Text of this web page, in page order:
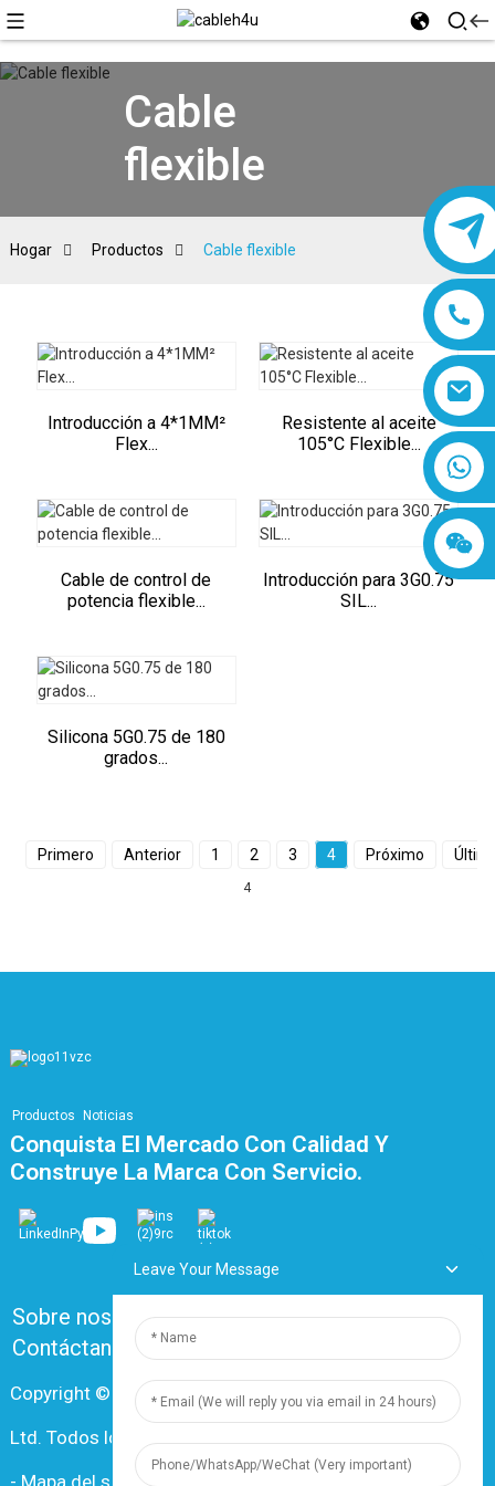
Cable
flexible
Hogar Productos Cable flexible
Introducción a 4*1MM²
Flex...
Resistente al aceite
105°C Flexible...
Cable de control de
potencia flexible...
Introducción para 3G0.75
SIL...
Silicona 5G0.75 de 180
grados...
Primero Anterior 1 2 3 4 Próximo
4
Productos Noticias
Conquista El Mercado Con Calidad Y
Construye La Marca Con Servicio.
Sobre nosotros Preguntas frecuentes
Contáctanos
Copyright © 2024 Shanghai Dingzun Electric & Cable Co.,
Ltd. Todos los derechos reservados.
Leave Your Message